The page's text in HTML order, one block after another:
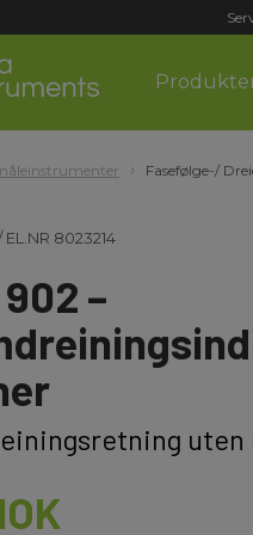
Fasefølge-/
EL.NR 8023214
–